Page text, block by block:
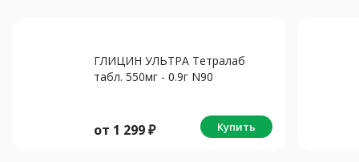
ГЛИЦИН УЛЬТРА Тетралаб
табл. 550мг - 0.9г N90
от 1 299₽ Купить